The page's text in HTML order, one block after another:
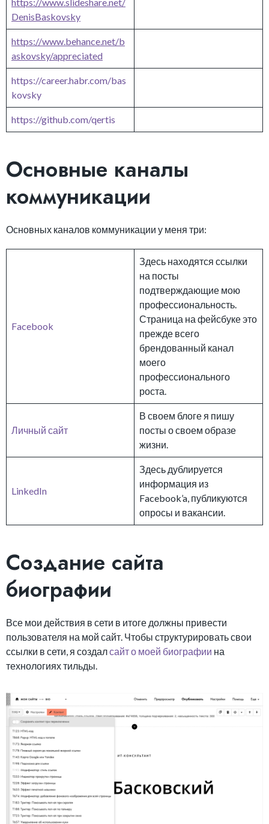
DenisBaskovsky
https://www.behance.net/b
askovsky/appreciated
https://career.habr.com/bas
kovsky
https://github.com/qertis
Основные каналы
коммуникации
Основных каналов коммуникации у меня три:
Facebook
Здесь находятся ссылки
на посты
подтверждающие мою
профессиональность.
Страница на фейсбуке это
прежде всего
брендованный канал
моего
профессионального
роста.
Личный сайт
В своем блоге я пишу
посты о своем образе
жизни.
LinkedIn
Здесь дублируется
информация из
Facebook’a, публикуются
опросы и вакансии.
Создание сайта
биографии
Все мои действия в сети в итоге должны привести
пользователя на мой сайт. Чтобы структурировать свои
ссылки в сети, я создалсайт о моей биографии на
технологиях тильды.